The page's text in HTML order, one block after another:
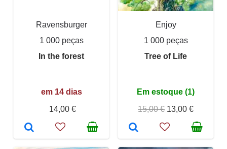
Ravensburger
1 000 peças
In the forest
em 14 dias
14,00 €
Enjoy
1 000 peças
Tree of Life
Em estoque (1)
15,00 € 13,00 €